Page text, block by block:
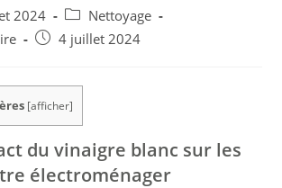
2024
Nettoyage
4 juillet 2024
[afficher]
du vinaigre blanc sur les
électroménager